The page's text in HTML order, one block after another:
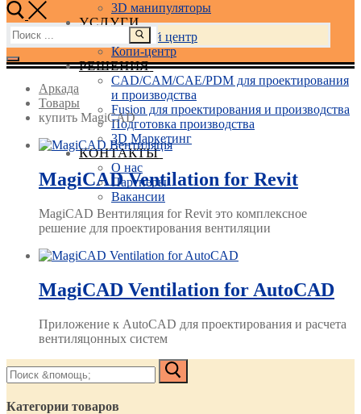
3D манипуляторы
УСЛУГИ
Учебный центр
Копи-центр
РЕШЕНИЯ
CAD/CAM/CAE/PDM для проектирования
и производства
Fusion для проектирования и производства
Подготовка производства
3D Маркетинг
КОНТАКТЫ
О нас
Партнеры
Вакансии
Найти:
Аркада
Товары
купить MagiCAD
MagiCAD Ventilation for Revit
MagiCAD Вентиляция for Revit это комплексное
решение для проектирования вентиляции
MagiCAD Ventilation for AutoCAD
Приложение к AutoCAD для проектирования и расчета
вентиляцонных систем
Найти:
Категории товаров